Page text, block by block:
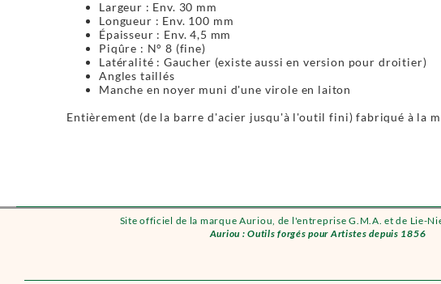
Site officiel de la marque Auriou, de l'entreprise G.M.A. et de Lie-
Auriou : Outils forgés pour Artistes depuis 1856
Largeur : Env. 30 mm
Longueur : Env. 100 mm
Épaisseur : Env. 4,5 mm
Piqûre : N° 8 (fine)
Latéralité : Gaucher (existe aussi en version pour droitier)
Angles taillés
Manche en noyer muni d'une virole en laiton
Entièrement (de la barre d'acier jusqu'à l'outil fini) fabriqué à la